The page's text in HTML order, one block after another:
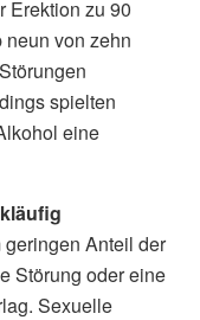
Erektion zu 90
von zehn
spielten
eine
Anteil der
Störung oder eine
Sexuelle